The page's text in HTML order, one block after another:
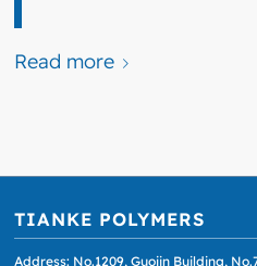
Read more
TIANKE POLYMERS
Address: No.1209, Guojin Building,